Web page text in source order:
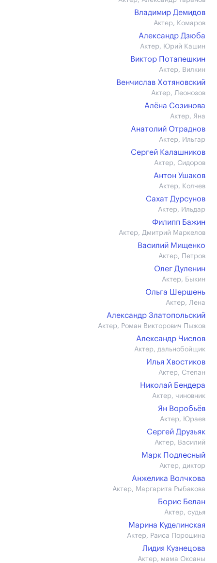
Владимир Демидов
Актер, Комаров
Александр Дзюба
Актер, Юрий Кашин
Виктор Потапешкин
Актер, Вилкин
Венчислав Хотяновский
Актер, Леонозов
Алёна Созинова
Актер, Яна
Анатолий Отраднов
Актер, Ильгар
Сергей Калашников
Актер, Сидоров
Антон Ушаков
Актер, Колчев
Сахат Дурсунов
Актер, Ильдар
Филипп Бажин
Актер, Дмитрий Маркелов
Василий Мищенко
Актер, Петров
Олег Дуленин
Актер, Быкин
Ольга Шершень
Актер, Лена
Александр Златопольский
Актер, Роман Викторович Пыжов
Александр Числов
Актер, дальнобойщик
Илья Хвостиков
Актер, Степан
Николай Бендера
Актер, чиновник
Ян Воробьёв
Актер, Юраев
Сергей Друзьяк
Актер, Василий
Марк Подлесный
Актер, диктор
Анжелика Волчкова
Актер, Маргарита Рыбакова
Борис Белан
Актер, судья
Марина Куделинская
Актер, Раиса Порошина
Лидия Кузнецова
Актер, мама Оксаны